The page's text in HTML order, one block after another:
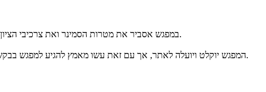
במפגש אסביר את מטרות הסמינר ואת צרכיבי הציון, ובסופו אפרסם את הלוז שבו תוכלו להשתבץ להרצאה.
המפגש יוקלט ויועלה לאתר, אך עם זאת עשו מאמץ להגיע למפגש בבקשה. מי שלא יכול להגיע, מתבקש להשלים את ההרצאה.